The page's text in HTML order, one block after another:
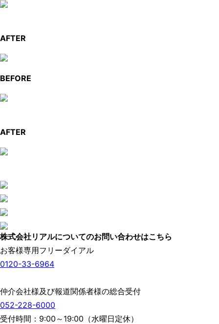
AFTER
BEFORE
AFTER
株式会社リアルについてのお問い合わせはこちら
お客様専用フリーダイアル
0120-33-6964
仲介会社様及び報道関係者様の総合受付
052-228-6000
受付時間：9:00～19:00（水曜日定休）